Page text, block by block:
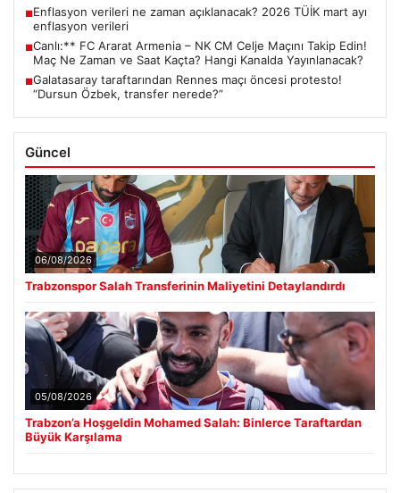
■Enflasyon verileri ne zaman açıklanacak? 2026 TÜİK mart ayı
enflasyon verileri
■Canlı:** FC Ararat Armenia – NK CM Celje Maçını Takip Edin!
Maç Ne Zaman ve Saat Kaçta? Hangi Kanalda Yayınlanacak?
■Galatasaray taraftarından Rennes maçı öncesi protesto!
“Dursun Özbek, transfer nerede?”
Güncel
06/08/2026
Trabzonspor Salah Transferinin Maliyetini Detaylandırdı
05/08/2026
Trabzon’a Hoşgeldin Mohamed Salah: Binlerce Taraftardan
Büyük Karşılama